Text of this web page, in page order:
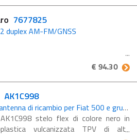
7677825
duplex AM-FM/GNSS
€ 94.30
AK1C998
stelo antenna di ricambio per Fiat 500 e gruppo FCA Alfa FIAT Lancia dal 2015
stelo flex di colore nero in
vulcanizzata TPV di alta